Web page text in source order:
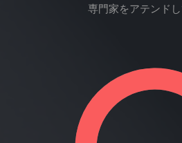
専門家をアテンド